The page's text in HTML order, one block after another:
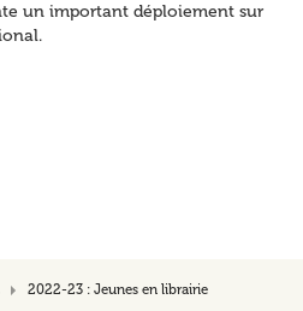
un important déploiement sur
2022-23 : Jeunes en librairie